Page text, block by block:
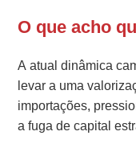
O que acho
A atual dinâmica
levar a uma
importações,
a fuga de capital